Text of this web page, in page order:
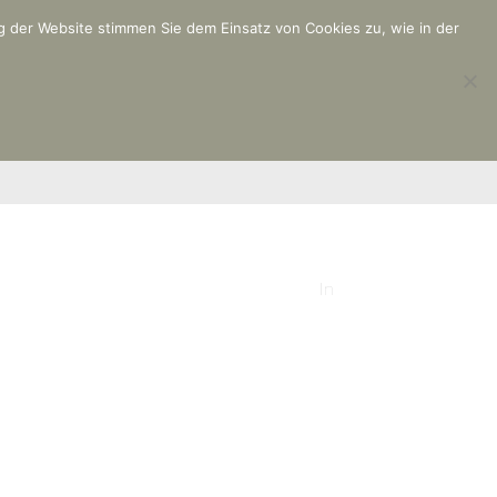
In
Website stimmen Sie dem Einsatz von Cookies zu, wie in der